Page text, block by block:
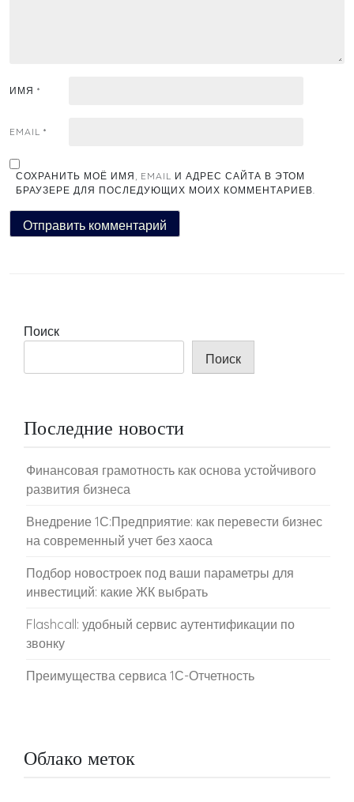
ИМЯ *
EMAIL *
СОХРАНИТЬ МОЁ ИМЯ, EMAIL И АДРЕС САЙТА В ЭТОМ
БРАУЗЕРЕ ДЛЯ ПОСЛЕДУЮЩИХ МОИХ КОММЕНТАРИЕВ.
Поиск
Поиск
Последние новости
Финансовая грамотность как основа устойчивого
развития бизнеса
Внедрение 1С:Предприятие: как перевести бизнес
на современный учет без хаоса
Подбор новостроек под ваши параметры для
инвестиций: какие ЖК выбрать
Flashcall: удобный сервис аутентификации по
звонку
Преимущества сервиса 1С-Отчетность
Облако меток